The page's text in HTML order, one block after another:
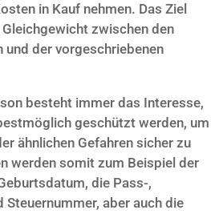
in Kauf nehmen. Das Ziel
zwischen den
der vorgeschriebenen
besteht immer das Interesse,
geschützt werden, um
ähnlichen Gefahren sicher zu
werden somit zum Beispiel der
die Pass-,
aber auch die